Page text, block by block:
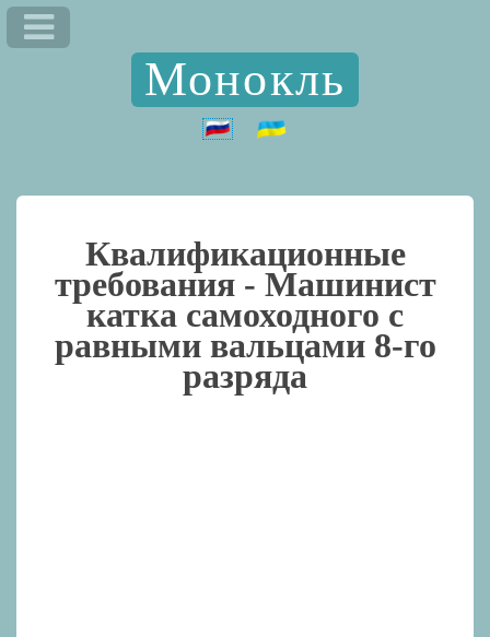
Монокль
Квалификационные
требования - Машинист
катка самоходного с
равными вальцами 8-го
разряда